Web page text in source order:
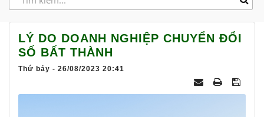
-
LÝ DO DOANH NGHIỆP CHUYỂN ĐỔI
SỐ BẤT THÀNH
Thứ bảy - 26/08/2023 20:41